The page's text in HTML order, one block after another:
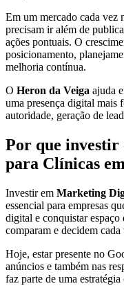
Em um mercado cada vez
precisam ir além de
ações pontuais. O
posicionamento,
melhoria contínua.
O Heron da Veiga ajuda
uma presença digital mais
autoridade, geração de
Por que
para Clínicas
Investir em Marketing
essencial para empresas
digital e conquistar espaço
comparam e decidem
Hoje, estar presente no
anúncios e também nas
faz parte de uma